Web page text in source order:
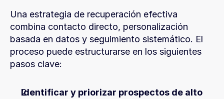
Una estrategia de recuperación efectiva
combina contacto directo, personalización
basada en datos y seguimiento sistemático. El
proceso puede estructurarse en los siguientes
pasos clave:
Identificar y priorizar prospectos de alto